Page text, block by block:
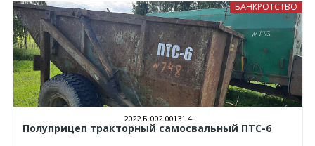
БАНКРОТСТВО
2022.Б.002.00131.4
Полуприцеп тракторный самосвальный ПТС-6